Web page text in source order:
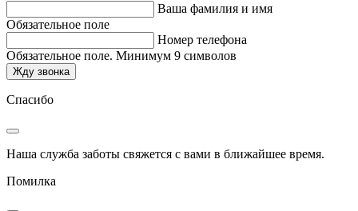
Ваша фамилия и имя
Обязательное поле
Номер телефона
Обязательное поле. Минимум 9 символов
Жду звонка
Спасибо
Наша служба заботы свяжется с вами в ближайшее время.
Помилка